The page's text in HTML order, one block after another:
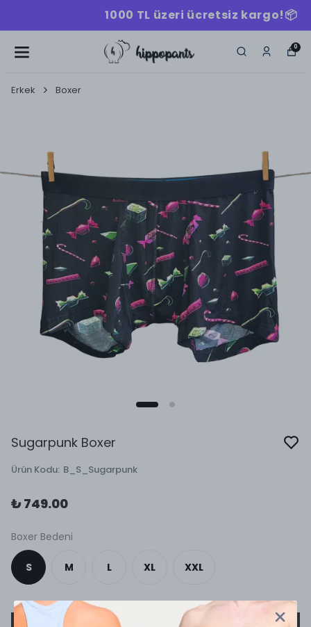
1000 TL üzeri ücretsiz kargo!📦
0
Erkek Boxer
Sugarpunk Boxer
Ürün Kodu: B_S_Sugarpunk
₺ 749.00
Boxer Bedeni
S M L XL XXL